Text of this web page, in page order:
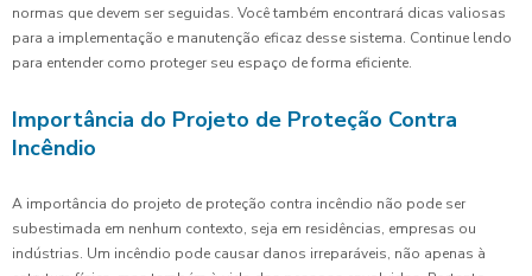
normas que devem ser seguidas. Você também encontrará dicas valiosas
para a implementação e manutenção eficaz desse sistema. Continue lendo
para entender como proteger seu espaço de forma eficiente.
Importância do Projeto de Proteção Contra
Incêndio
A importância do projeto de proteção contra incêndio não pode ser
subestimada em nenhum contexto, seja em residências, empresas ou
indústrias. Um incêndio pode causar danos irreparáveis, não apenas à